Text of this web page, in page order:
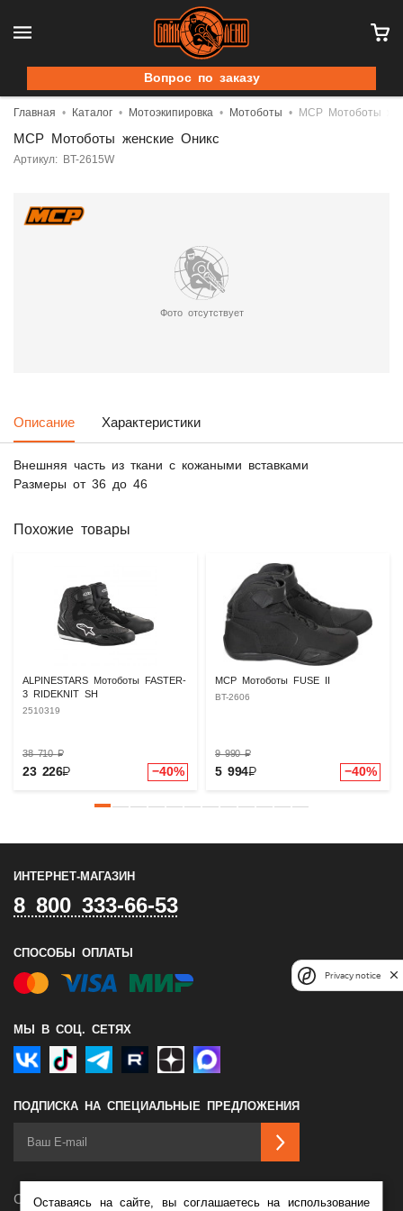
Вопрос по заказу
Главная Каталог Мотоэкипировка Мотоботы MCP Мотоботы
MCP Мотоботы женские Оникс
Артикул: BT-2615W
Фото отсутствует
Описание Характеристики
Внешняя часть из ткани с кожаными вставками
Размеры от 36 до 46
Похожие товары
ALPINESTARS Мотоботы FASTER-
3 RIDEKNIT SH
2510319
38 710₽
23 226₽ −40%
MCP Мотоботы FUSE II
BT-2606
9 990₽
5 994₽ −40%
ИНТЕРНЕТ-МАГАЗИН
8 800 333-66-53
СПОСОБЫ ОПЛАТЫ
МЫ В СОЦ. СЕТЯХ
ПОДПИСКА НА СПЕЦИАЛЬНЫЕ ПРЕДЛОЖЕНИЯ
Сделано в
Оставаясь на сайте, вы соглашаетесь на использование
Privacy notice